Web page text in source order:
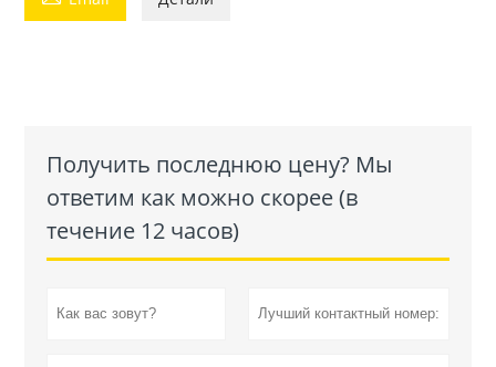
Получить последнюю цену? Мы
ответим как можно скорее (в
течение 12 часов)